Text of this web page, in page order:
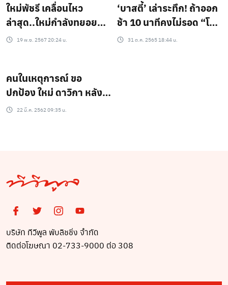
ใหม่พัชรี เคลื่อนไหว
ล่าสุด..ใหม่กำลังทยอย
โทรหาผู้ที่ได้รับบาดเจ็บกับ
19 พ.ย. 2567 20:24 น.
‘บาสตี้’ เล่าระทึก! ถ้าออก
ช้า 10 นาทีคงไม่รอด “โดน
เบียดใกล้เนินสยองอิแท
31 ต.ค. 2565 18:44 น.
คนในเหตุการณ์ ขอ
ปกป้อง ใหม่ ดาวิกา หลัง
โดนด่านิสัยเลว จวกกลับ
22 มี.ค. 2562 09:35 น.
บริษัท ทีวีพูล พับลิชชิ่ง จำกัด
ติดต่อโฆษณา 02-733-9000 ต่อ 308